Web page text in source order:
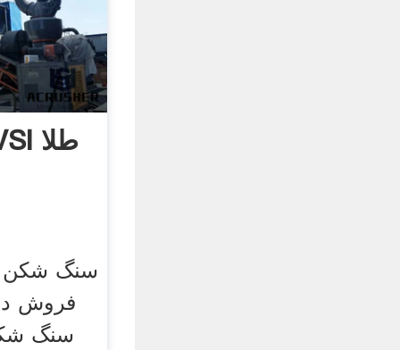
در سنگ شکن VSI طلا
سنگ شکن
فروش
سنگ